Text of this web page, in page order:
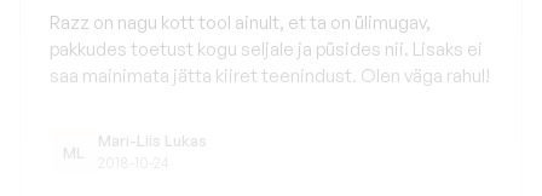
Razz on nagu kott tool ainult, et ta on ülimugav,
pakkudes toetust kogu seljale ja püsides nii. Lisaks ei
saa mainimata jätta kiiret teenindust. Olen väga rahul!
ML
Mari-Liis Lukas